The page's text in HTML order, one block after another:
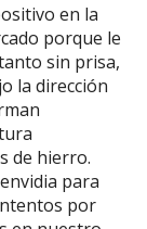
en la
porque le
sin prisa,
la dirección
de hierro.
para
por